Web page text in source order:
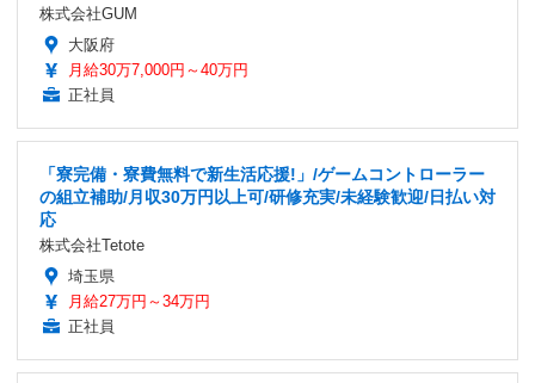
株式会社GUM
大阪府
月給30万7,000円～40万円
正社員
「寮完備・寮費無料で新生活応援!」/ゲームコントローラー
の組立補助/月収30万円以上可/研修充実/未経験歓迎/日払い対
応
株式会社Tetote
埼玉県
月給27万円～34万円
正社員